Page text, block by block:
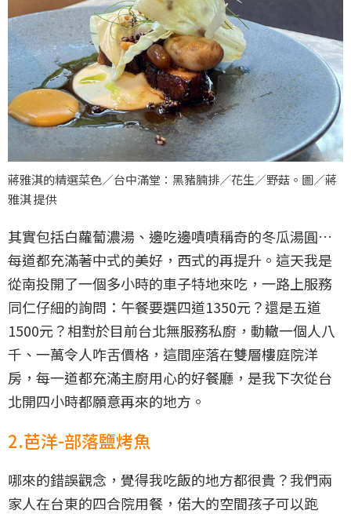
蔣雅淇的精選菜色／台中滿堂：黑豬腩排／花生／野菇。圖／蔣
雅淇 提供
其實包括白蘿蔔濃湯、邊吃邊嘖嘖稱奇的冬瓜湯圓…
每道都充滿著中式的美好，西式的再提升。這天我是
從南投開了一個多小時的車子特地來吃，一路上服務
同仁仔細的詢問：午餐要選四道1350元？還是五道
1500元？相對於目前台北無服務私廚，動轍一個人八
千、一萬令人咋舌價格，這間座落在雙層樓庭院洋
房，每一道都充滿主廚用心的好餐廳，是我下次從台
北開四小時都願意再來的地方。
2.芭洋-部落鹽烤魚
哪來的錯誤觀念，覺得我吃飯的地方都很貴？我們兩
家人在台東的四合院用餐，偌大的空間孩子可以跑